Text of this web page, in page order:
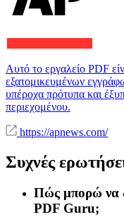
Αυτό το εργαλείο PDF
εξατομικευμένων
υπέροχα πρότυπα και
περιεχομένου.
https://apnews.com/
Συχνές
Πώς μπορώ να
PDF Guru;